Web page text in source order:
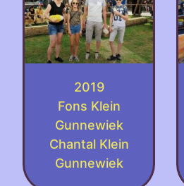
2019
Fons Klein
Gunnewiek
Chantal Klein
Gunnewiek